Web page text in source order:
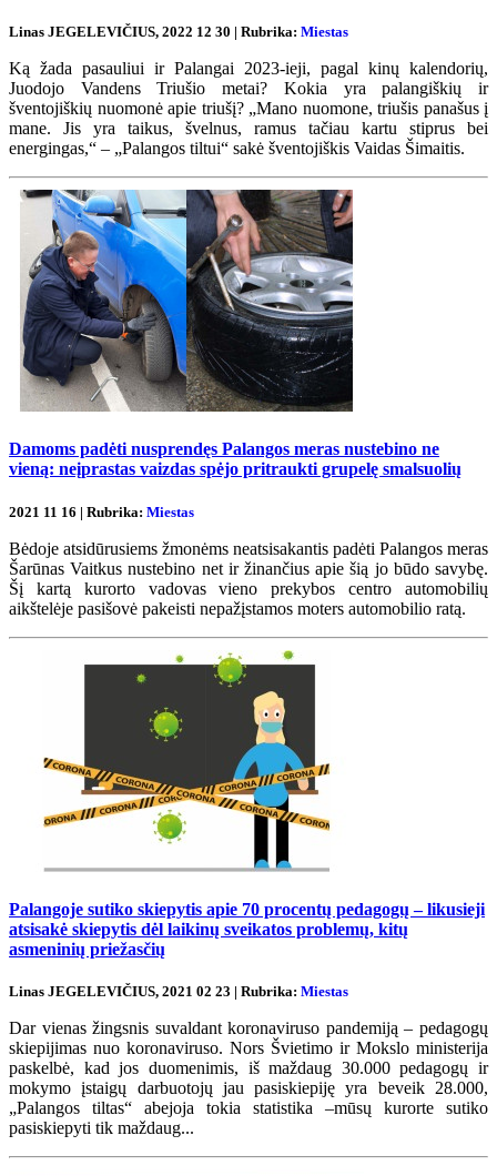
Linas JEGELEVIČIUS, 2022 12 30 | Rubrika: Miestas
Ką žada pasauliui ir Palangai 2023-ieji, pagal kinų kalendorių,
Juodojo Vandens Triušio metai? Kokia yra palangiškių ir
šventojiškių nuomonė apie triušį? „Mano nuomone, triušis panašus į
mane. Jis yra taikus, švelnus, ramus tačiau kartu stiprus bei
energingas,“ – „Palangos tiltui“ sakė šventojiškis Vaidas Šimaitis.
Damoms padėti nusprendęs Palangos meras nustebino ne
vieną: neįprastas vaizdas spėjo pritraukti grupelę smalsuolių
2021 11 16 | Rubrika: Miestas
Bėdoje atsidūrusiems žmonėms neatsisakantis padėti Palangos meras
Šarūnas Vaitkus nustebino net ir žinančius apie šią jo būdo savybę.
Šį kartą kurorto vadovas vieno prekybos centro automobilių
aikštelėje pasišovė pakeisti nepažįstamos moters automobilio ratą.
Palangoje sutiko skiepytis apie 70 procentų pedagogų – likusieji
atsisakė skiepytis dėl laikinų sveikatos problemų, kitų
asmeninių priežasčių
Linas JEGELEVIČIUS, 2021 02 23 | Rubrika: Miestas
Dar vienas žingsnis suvaldant koronaviruso pandemiją – pedagogų
skiepijimas nuo koronaviruso. Nors Švietimo ir Mokslo ministerija
paskelbė, kad jos duomenimis, iš maždaug 30.000 pedagogų ir
mokymo įstaigų darbuotojų jau pasiskiepiję yra beveik 28.000,
„Palangos tiltas“ abejoja tokia statistika –mūsų kurorte sutiko
pasiskiepyti tik maždaug...